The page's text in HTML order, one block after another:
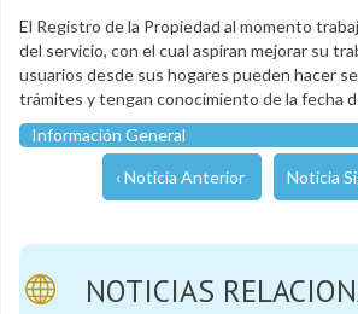
El Registro de la Propiedad al momento
del servicio, con el cual aspiran mejorar su
usuarios desde sus hogares pueden hacer
trámites y tengan conocimiento de la fecha
Información General
‹ Noticia Anterior Noticia
NOTICIAS